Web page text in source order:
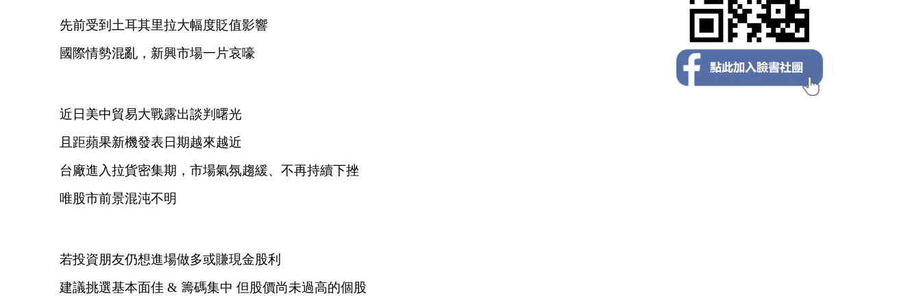
先前受到土耳其里拉大幅度貶值影響
國際情勢混亂，新興市場一片哀嚎
近日美中貿易大戰露出談判曙光
且距蘋果新機發表日期越來越近
台廠進入拉貨密集期，市場氣氛趨緩、不再持續下挫
唯股市前景混沌不明
若投資朋友仍想進場做多或賺現金股利
建議挑選基本面佳 & 籌碼集中 但股價尚未過高的個股